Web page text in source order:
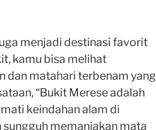
menjadi destinasi favorit
kamu bisa melihat
dan matahari terbenam yang
“Bukit Merese adalah
keindahan alam di
sungguh memanjakan mata